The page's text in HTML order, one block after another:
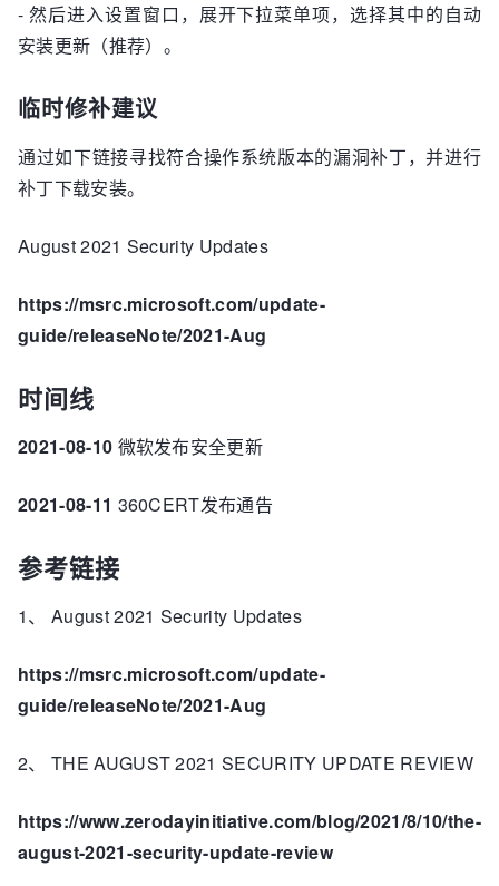
- 然后进入设置窗口，展开下拉菜单项，选择其中的自动
安装更新（推荐）。
临时修补建议
通过如下链接寻找符合操作系统版本的漏洞补丁，并进行
补丁下载安装。
August 2021 Security Updates
https://msrc.microsoft.com/update-
guide/releaseNote/2021-Aug
时间线
2021-08-10 微软发布安全更新
2021-08-11 360CERT发布通告
参考链接
1、 August 2021 Security Updates
https://msrc.microsoft.com/update-
guide/releaseNote/2021-Aug
2、 THE AUGUST 2021 SECURITY UPDATE REVIEW
https://www.zerodayinitiative.com/blog/2021/8/10/the-
august-2021-security-update-review